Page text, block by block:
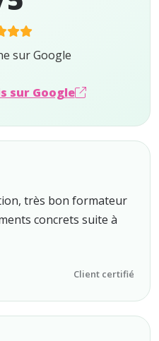
sur Google
sur Google
très bon formateur
concrets suite à
Client certifié